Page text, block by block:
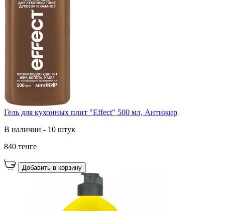
Гель для кухонных плит "Effect" 500 мл, Антижир
В наличии - 10 штук
840 тенге
Добавить в корзину